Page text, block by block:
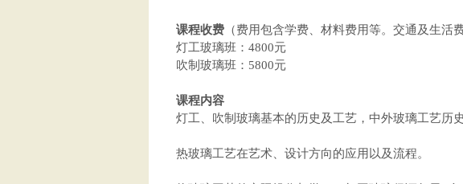
课程收费（费用包含学费、材料费用等。交通及生活费
灯工玻璃班：4800元
吹制玻璃班：5800元
课程内容
灯工、吹制玻璃基本的历史及工艺，中外玻璃工艺历
热玻璃工艺在艺术、设计方向的应用以及流程。